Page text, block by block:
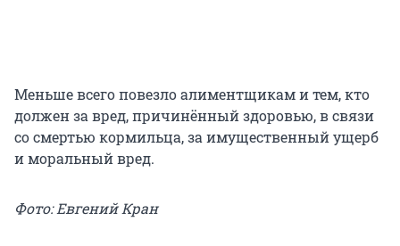
Меньше всего повезло алиментщикам и тем, кто
должен за вред, причинённый здоровью, в связи
со смертью кормильца, за имущественный ущерб
и моральный вред.
Фото: Евгений Кран